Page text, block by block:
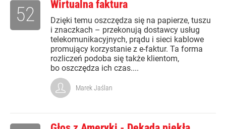
Wirtualna faktura
Dzięki temu oszczędza się na papierze, tuszu
i znaczkach – przekonują dostawcy usług
telekomunikacyjnych, prądu i sieci kablowe
promujący korzystanie z e-faktur. Ta forma
rozliczeń podoba się także klientom,
bo oszczędza ich czas....
52
Marek Jaślan